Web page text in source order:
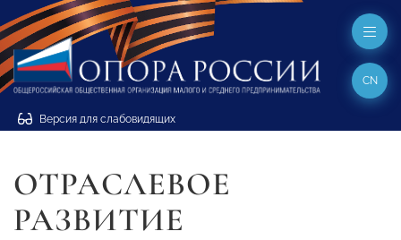
Версия для слабовидящих
CN
ОТРАСЛЕВОЕ
РАЗВИТИЕ